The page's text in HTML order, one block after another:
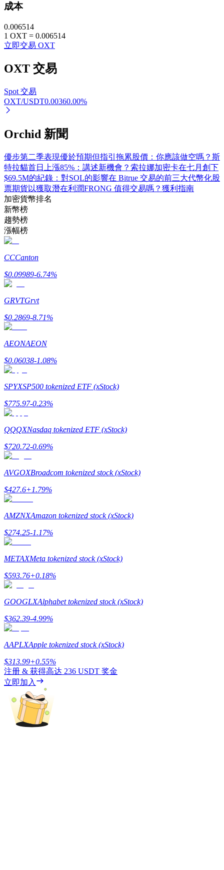
定投理财
學習理財
了解如何賺取穩定收入
Bitrue
合夥人計劃
Bitrue渠道合伙人
最高達65%佣金！
邀请好友
充值CASHCAT & 赢取
充值CASHCAT & 赢取
成本
0.006514
1 OXT = 0.006514
立即交易 OXT
OXT 交易
Spot 交易
OXT/USDT0.00360.00%
Orchid 新聞
優步第二季表現優於預期但指引拖累股價：你應該做空嗎？ 斯
特拉貓首日上漲85%：講述新機會？ 索拉娜加密卡在七月創下
$69.5M的紀錄：對SOL的影響在 Bitrue 交易的前三大代幣化股
票期貨以獲取潛在利潤FRONG 值得交易嗎？獲利指南
加密貨幣排名
新幣榜
趨勢榜
漲幅榜
CCCanton
$0.09989-6.74%
GRVTGrvt
$0.2869-8.71%
AEONAEON
$0.06038-1.08%
SPYXSP500 tokenized ETF (xStock)
$775.97-0.23%
QQQXNasdaq tokenized ETF (xStock)
$720.72-0.69%
AVGOXBroadcom tokenized stock (xStock)
$427.6+1.79%
AMZNXAmazon tokenized stock (xStock)
$274.25-1.17%
METAXMeta tokenized stock (xStock)
$593.76+0.18%
GOOGLXAlphabet tokenized stock (xStock)
$362.39-4.99%
AAPLXApple tokenized stock (xStock)
$313.99+0.55%
注册 & 获得高达 236 USDT 奖金
立即加入